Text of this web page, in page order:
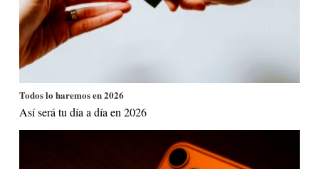
Todos lo haremos en 2026
Así será tu día a día en 2026